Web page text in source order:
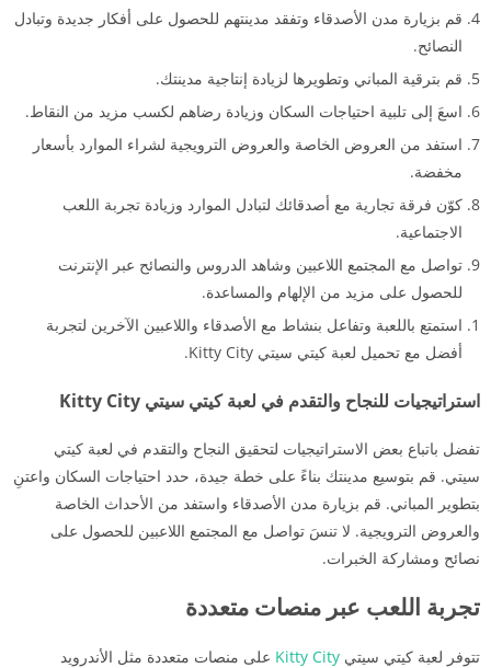
قم بزيارة مدن الأصدقاء وتفقد مدينتهم للحصول على أفكار جديدة وتبادل
النصائح.
قم بترقية المباني وتطويرها لزيادة إنتاجية مدينتك.
اسعَ إلى تلبية احتياجات السكان وزيادة رضاهم لكسب مزيد من النقاط.
استفد من العروض الخاصة والعروض الترويجية لشراء الموارد بأسعار
مخفضة.
كوّن فرقة تجارية مع أصدقائك لتبادل الموارد وزيادة تجربة اللعب
الاجتماعية.
تواصل مع المجتمع اللاعبين وشاهد الدروس والنصائح عبر الإنترنت
للحصول على مزيد من الإلهام والمساعدة.
استمتع باللعبة وتفاعل بنشاط مع الأصدقاء واللاعبين الآخرين لتجربة
أفضل مع تحميل لعبة كيتي سيتي Kitty City.
استراتيجيات للنجاح والتقدم في لعبة كيتي سيتي Kitty City
تفضل باتباع بعض الاستراتيجيات لتحقيق النجاح والتقدم في لعبة كيتي
سيتي. قم بتوسيع مدينتك بناءً على خطة جيدة، حدد احتياجات السكان واعتنِ
بتطوير المباني. قم بزيارة مدن الأصدقاء واستفد من الأحداث الخاصة
والعروض الترويجية. لا تنسَ تواصل مع المجتمع اللاعبين للحصول على
نصائح ومشاركة الخبرات.
تجربة اللعب عبر منصات متعددة
تتوفر لعبة كيتي سيتي Kitty City على منصات متعددة مثل الأندرويد